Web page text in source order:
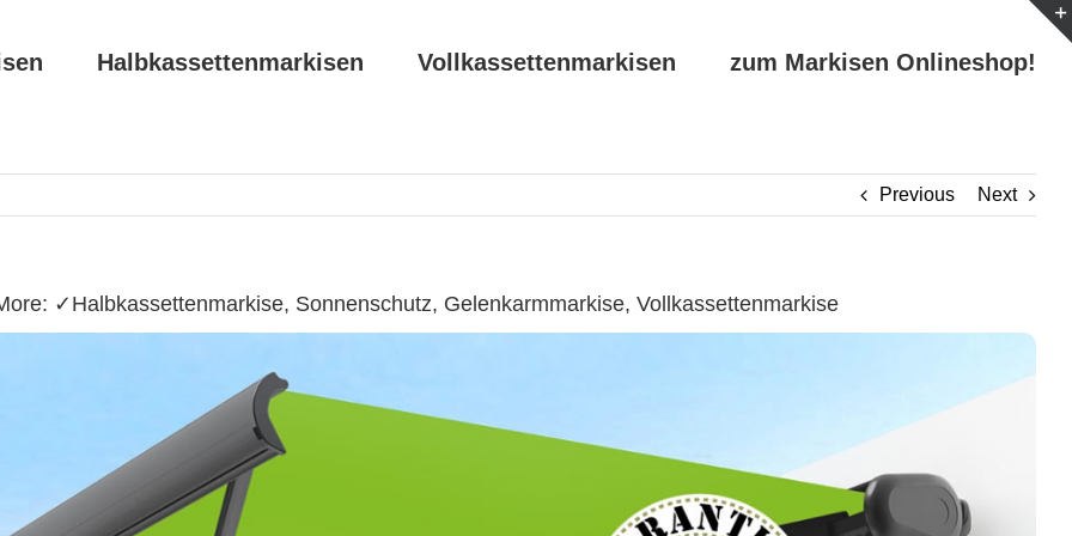
Halbkassettenmarkisen Vollkassettenmarkisen zum Markisen Onlineshop!
Previous Next
✓Halbkassettenmarkise, Sonnenschutz, Gelenkarmmarkise, Vollkassettenmarkise